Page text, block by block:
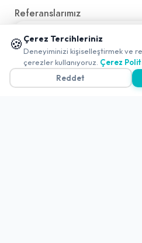
Referanslarımız
İletişim
Dokuz Eylül Üniversitesi
🍪 Çerez Tercihleriniz
Deneyiminizi kişiselleştirmek ve
çerezler kullanıyoruz. Çerez
Reddet
📱 Mobil uygulamamızı